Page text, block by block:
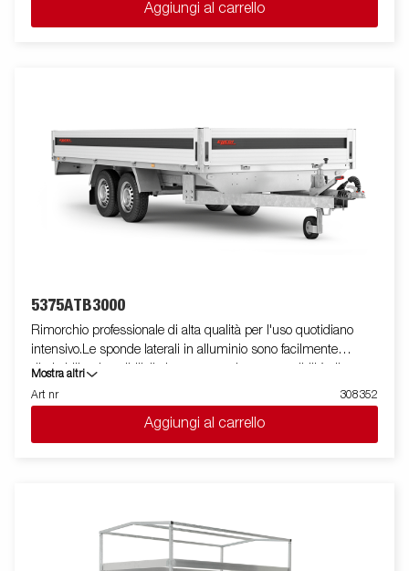
per assicurare il carico . E' disponibile una vasta gamma di
accessori. Le immagini sono solo a scopo illustrativo e possono
Aggiungi al carrello
5375ATB3000
Rimorchio professionale di alta qualità per l'uso quotidiano
intensivo.Le sponde laterali in alluminio sono facilmente
ribaltabili e rimovibili, il che aumenta le sue possibilità di
utilizzo, trasformandolo da rimorchio cassonato a pianale. I
punti di fissaggio ( max 400 kg carico/per anello)sono perfetti
per assicurare il carico . E' disponibile una vasta gamma di
accessori. Le immagini sono solo a scopo illustrativo e possono
Mostra altri
Art nr
308352
Aggiungi al carrello